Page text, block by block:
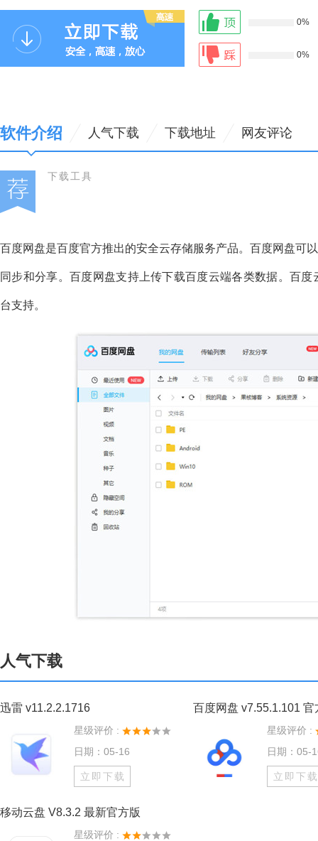
0%
0%
软件介绍 人气下载 下载地址 网友评论
下载工具
百度网盘是百度官方推出的安全云存储服务产品。百度网盘可
同步和分享。百度网盘支持上传下载百度云端各类数据。百
台支持。
人气下载
迅雷 v11.2.2.1716
星级评价 :
日期：05-16
立即下载
百度网盘 v7.55.1.101 官
星级评价 :
日期：05-
立即下载
移动云盘 V8.3.2 最新官方版
星级评价 :